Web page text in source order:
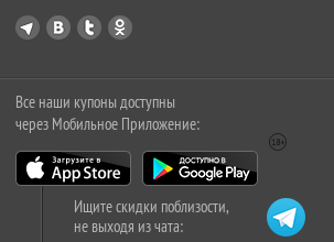
Все наши купоны доступны
через Мобильное Приложение:
Ищите скидки поблизости,
не выходя из чата: